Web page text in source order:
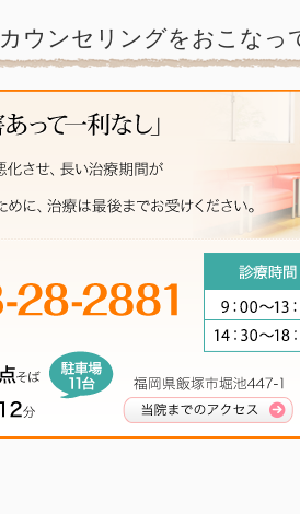
カウンセリングをおこなっ